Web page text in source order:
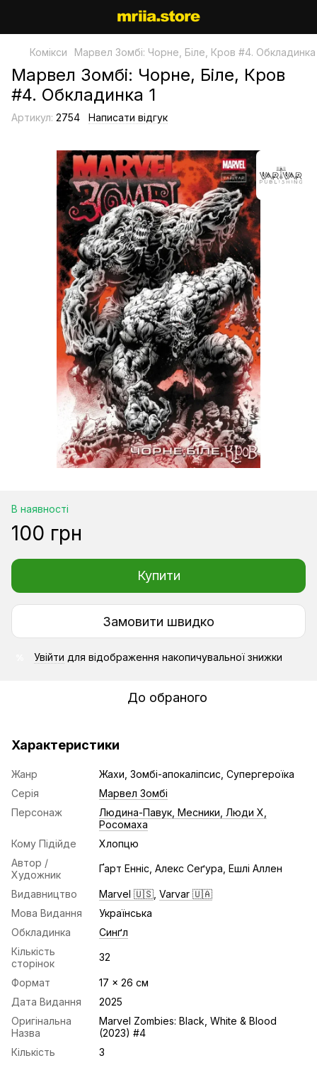
Комікси Марвел Зомбі: Чорне, Біле, Кров #4. Обкладинка
Марвел Зомбі: Чорне, Біле, Кров
#4. Обкладинка 1
Артикул: 2754 Написати відгук
В наявності
100 грн
Купити
Замовити швидко
Увійти для відображення накопичувальної знижки
До обраного
Характеристики
Жанр
Жахи, Зомбі-апокаліпсис, Супергероїка
Серія
Марвел Зомбі
Персонаж
Людина-Павук, Месники, Люди Х,
Росомаха
Кому Підійде
Хлопцю
Автор /
Художник
Ґарт Енніс, Алекс Сеґура, Ешлі Аллен
Видавництво Marvel 🇺🇸 Varvar 🇺🇦
Мова Видання
Українська
Обкладинка
Синґл
Кількість
сторінок
32
Формат
17 x 26 см
Дата Видання
2025
Оригінальна
Назва
Marvel Zombies: Black, White & Blood
(2023) #4
Кількість
3